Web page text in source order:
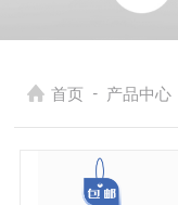
首页 - 产品中心